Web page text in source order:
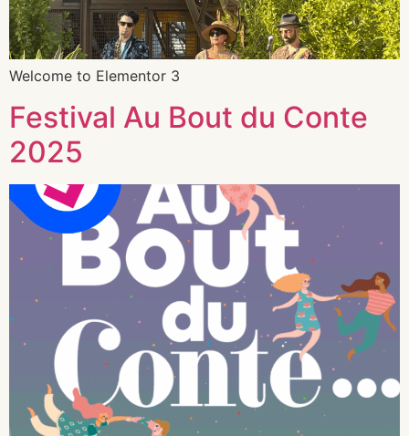
Welcome to Elementor 3
Festival Au Bout du Conte
2025